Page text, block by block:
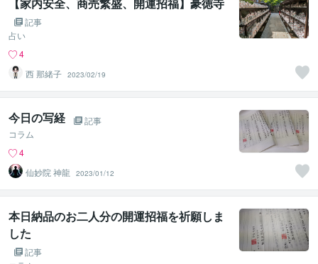
記事
占い
4
西 那緒子 2023/02/19
今日の写経
記事
コラム
4
仙妙院 神龍
2023/01/12
本日納品のお二人分の開運招福を祈願しま
した
記事